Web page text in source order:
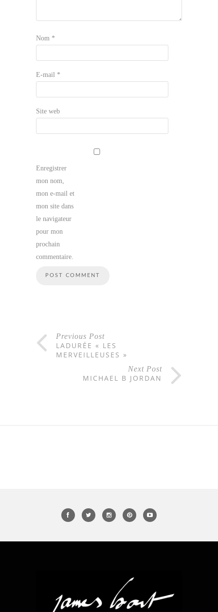
Nom *
E-mail *
Site web
Enregistrer
mon nom,
mon e-mail et
mon site dans
le navigateur
pour mon
prochain
commentaire.
Previous Post
LADURÉE « LES
MERVEILLEUSES »
Next Post
MICHAEL B JORDAN